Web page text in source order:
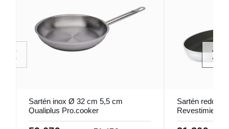
Sartén inox Ø 32 cm 5,5 cm
Qualiplus Pro.cooker
Sartén
Revestimiento
cm 4,5 cm